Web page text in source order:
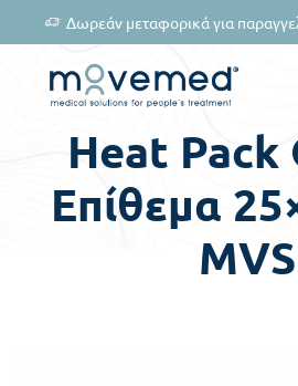
Δωρεάν μεταφορικά για
Heat
Επίθεμα
MVS